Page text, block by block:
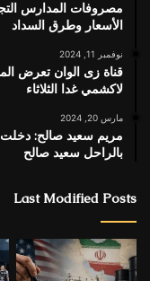
الأسعار وطرق السداد
نوفمبر 11, 2024
قناة زى الوان تعرض
لاكشمي غدا الثلاثاء
مارس 20, 2024
بالراحل سعيد صالح
Last Modified Posts